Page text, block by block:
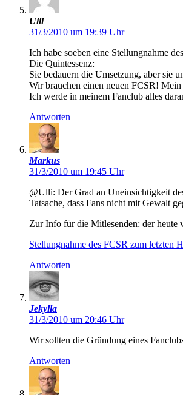
Ulli
31/3/2010 um 19:39 Uhr
Ich habe soeben eine Stellungnahme
Die Quintessenz:
Sie bedauern die Umsetzung, aber sie
Wir brauchen einen neuen FCSR!
Ich werde in meinem Fanclub alles
Antworten
Markus
31/3/2010 um 19:45 Uhr
@Ulli: Der Grad an Uneinsichtigkeit
Tatsache, dass Fans nicht mit Gewalt
Zur Info für die Mitlesenden: der heute
Stellungnahme des FCSR zum letzten
Antworten
Jekylla
31/3/2010 um 20:46 Uhr
Wir sollten die Gründung eines
Antworten